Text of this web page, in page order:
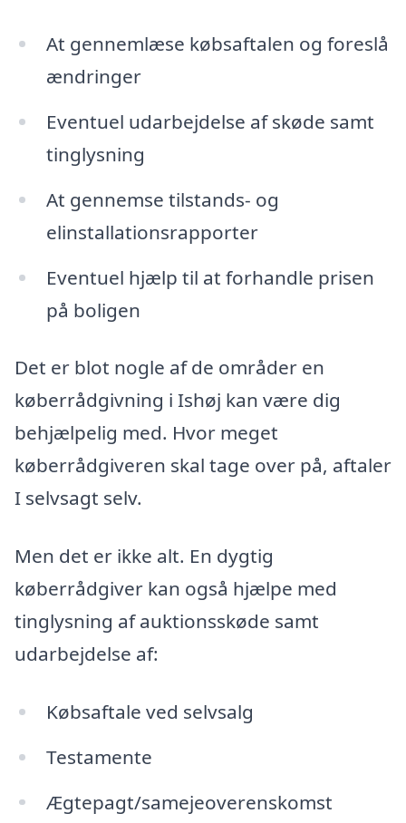
At gennemlæse købsaftalen og foreslå
ændringer
Eventuel udarbejdelse af skøde samt
tinglysning
At gennemse tilstands- og
elinstallationsrapporter
Eventuel hjælp til at forhandle prisen
på boligen
Det er blot nogle af de områder en
køberrådgivning i Ishøj kan være dig
behjælpelig med. Hvor meget
køberrådgiveren skal tage over på, aftaler
I selvsagt selv.
Men det er ikke alt. En dygtig
køberrådgiver kan også hjælpe med
tinglysning af auktionsskøde samt
udarbejdelse af:
Købsaftale ved selvsalg
Testamente
Ægtepagt/samejeoverenskomst